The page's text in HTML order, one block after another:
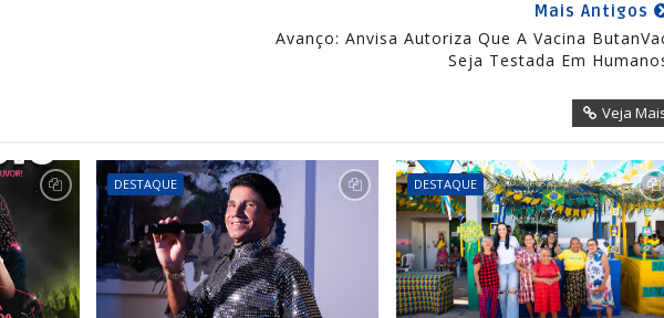
Mais Antigos
Avanço: Anvisa Autoriza Que A Vacina
Seja Testada Em
Veja
DESTAQUE DESTAQUE